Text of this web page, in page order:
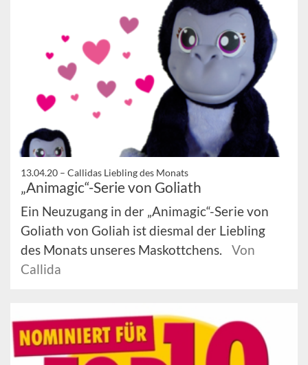
13.04.20 – Callidas Liebling des Monats
„Animagic“-Serie von Goliath
Ein Neuzugang in der „Animagic“-Serie von
Goliath von Goliah ist diesmal der Liebling
des Monats unseres Maskottchens.
Von
Callida